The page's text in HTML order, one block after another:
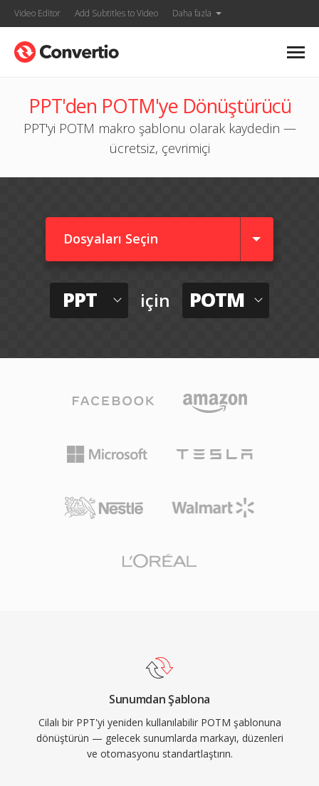
Video Editor Add Subtitles to Video Daha fazla
PPT'den POTM'ye Dönüştürücü
PPT'yi POTM makro şablonu olarak kaydedin —
ücretsiz, çevrimiçi
Dosyaları Seçin
PPT için POTM
Sunumdan Şablona
Cilalı bir PPT'yi yeniden kullanılabilir POTM şablonuna
dönüştürün — gelecek sunumlarda markayı, düzenleri
ve otomasyonu standartlaştırın.